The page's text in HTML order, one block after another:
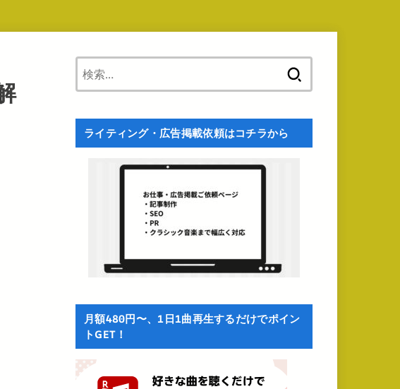
ライティング・広告掲載依頼はコチラから
月額480円〜、1日1曲再生するだけでポイン
トGET！